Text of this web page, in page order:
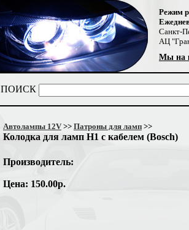
Режим
Санкт-
АЦ
Мы на
ПОИСК
Автолампы 12V >> Патроны для ламп >>
Колодка для ламп H1 с кабелем (Bosch)
Производитель:
Цена: 150.00р.